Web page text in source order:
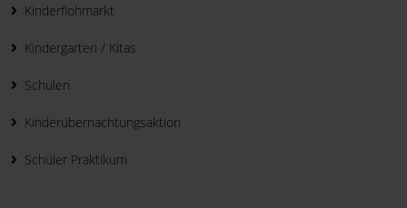
Kinderflohmarkt
Kindergarten / Kitas
Schulen
Kinderübernachtungsaktion
Schüler Praktikum